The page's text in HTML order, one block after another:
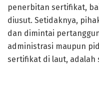
penerbitan sertifikat,
diusut. Setidaknya,
dan dimintai
administrasi maupun
sertifikat di laut, adalah